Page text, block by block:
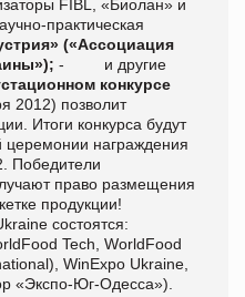
FIBL
, «Биолан» и
практическая
(«Ассоциация
); - и другие
конкурсе
2012) позволит
. Итоги конкурса будут
церемонии награждения
Победители
право размещения
продукции!
состоятся:
Tech WorldFood
), WinExpo Ukraine
«Экспо-Юг-Одесса»).